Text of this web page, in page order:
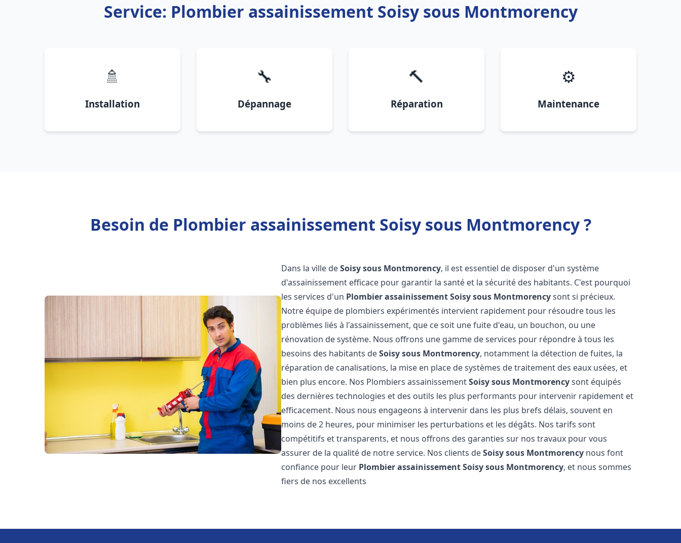
Service: Plombier assainissement Soisy sous Montmorency
🚿
Installation
🔧
Dépannage
🔨
Réparation
⚙️
Maintenance
Besoin de Plombier assainissement Soisy sous Montmorency ?
Dans la ville deSoisy sous Montmorency, il est essentiel de disposer d'un système
d'assainissement efficace pour garantir la santé et la sécurité des habitants. C'est pourquoi
les services d'un Plombier assainissementSoisy sous Montmorencysont si précieux.
Notre équipe de plombiers expérimentés intervient rapidement pour résoudre tous les
problèmes liés à l'assainissement, que ce soit une fuite d'eau, un bouchon, ou une
rénovation de système. Nous offrons une gamme de services pour répondre à tous les
besoins des habitants deSoisy sous Montmorency, notamment la détection de fuites, la
réparation de canalisations, la mise en place de systèmes de traitement des eaux usées, et
bien plus encore. Nos Plombiers assainissementSoisy sous Montmorencysont équipés
des dernières technologies et des outils les plus performants pour intervenir rapidement et
efficacement. Nous nous engageons à intervenir dans les plus brefs délais, souvent en
moins de 2 heures, pour minimiser les perturbations et les dégâts. Nos tarifs sont
compétitifs et transparents, et nous offrons des garanties sur nos travaux pour vous
assurer de la qualité de notre service. Nos clients deSoisy sous Montmorency nous font
confiance pour leur Plombier assainissementSoisy sous Montmorency, et nous sommes
fiers de nos excellents